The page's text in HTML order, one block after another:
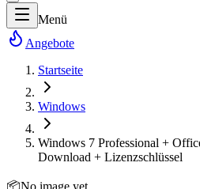
Menü
Angebote
Startseite
Windows
Windows 7 Professional +
Download + Lizenzschlüssel